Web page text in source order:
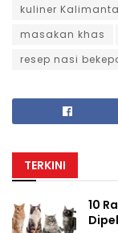
kuliner
masakan khas
resep nasi
TERKINI
10